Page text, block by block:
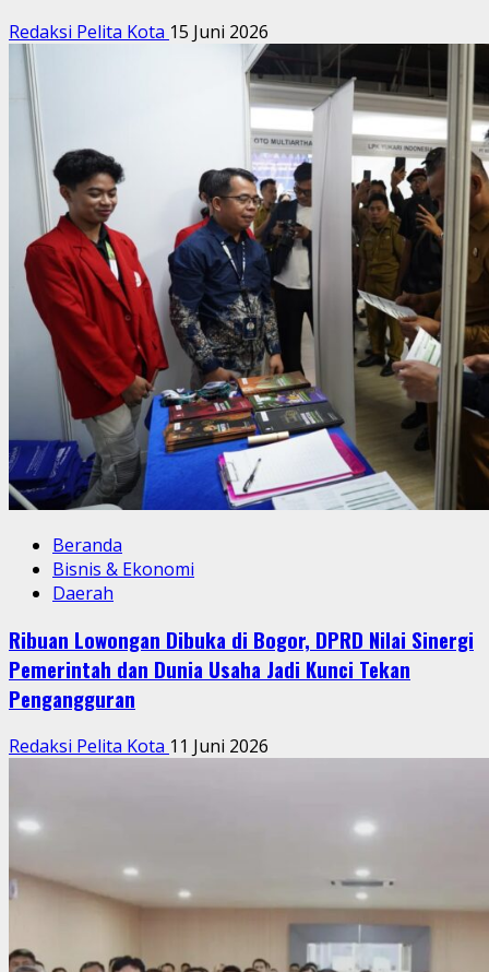
Redaksi Pelita Kota 15 Juni 2026
Beranda
Bisnis & Ekonomi
Daerah
Ribuan Lowongan Dibuka di Bogor, DPRD Nilai Sinergi
Pemerintah dan Dunia Usaha Jadi Kunci Tekan
Pengangguran
Redaksi Pelita Kota 11 Juni 2026